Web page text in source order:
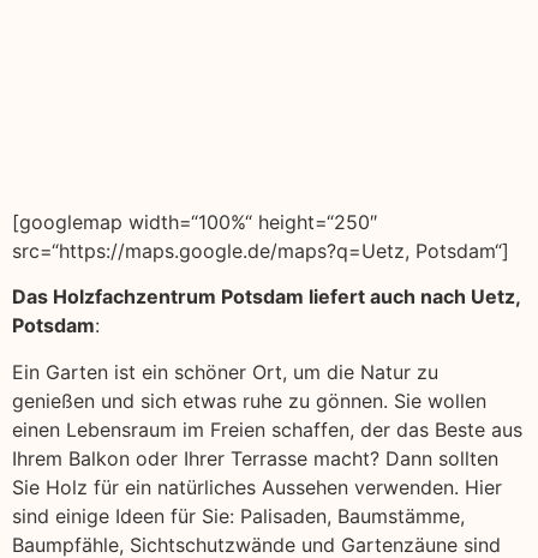
[googlemap width=“100%“ height=“250″
src=“https://maps.google.de/maps?q=Uetz, Potsdam“]
Das Holzfachzentrum Potsdam liefert auch nach Uetz,
Potsdam:
Ein Garten ist ein schöner Ort, um die Natur zu
genießen und sich etwas ruhe zu gönnen. Sie wollen
einen Lebensraum im Freien schaffen, der das Beste aus
Ihrem Balkon oder Ihrer Terrasse macht? Dann sollten
Sie Holz für ein natürliches Aussehen verwenden. Hier
sind einige Ideen für Sie: Palisaden, Baumstämme,
Baumpfähle, Sichtschutzwände und Gartenzäune sind